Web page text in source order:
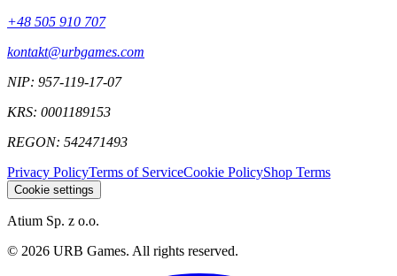
+48 505 910 707
kontakt@urbgames.com
NIP: 957-119-17-07
KRS: 0001189153
REGON: 542471493
Privacy PolicyTerms of ServiceCookie PolicyShop Terms
Cookie settings
Atium Sp. z o.o.
© 2026 URB Games. All rights reserved.